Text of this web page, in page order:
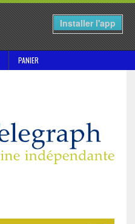
Installer l'app
PANIER